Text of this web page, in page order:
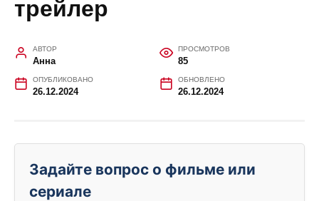
трейлер
АВТОР
Анна
ПРОСМОТРОВ
85
ОПУБЛИКОВАНО
26.12.2024
ОБНОВЛЕНО
26.12.2024
Задайте вопрос о фильме или
сериале